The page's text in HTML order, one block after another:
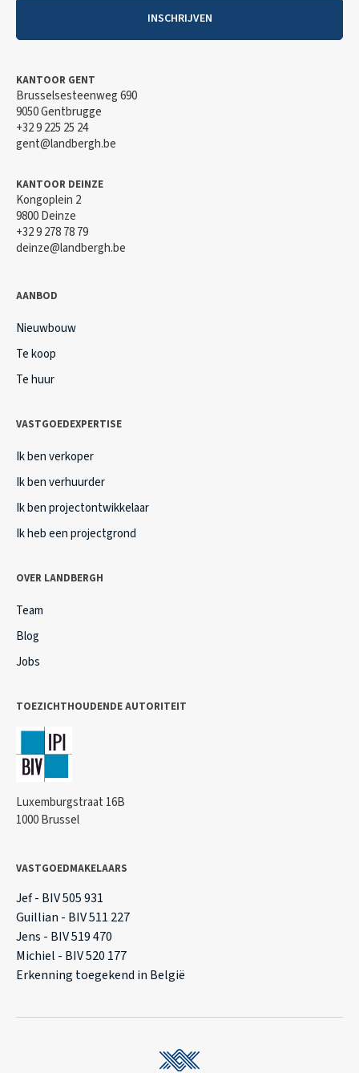
INSCHRIJVEN
KANTOOR GENT
Brusselsesteenweg 690
9050 Gentbrugge
+32 9 225 25 24
gent@landbergh.be
KANTOOR DEINZE
Kongoplein 2
9800 Deinze
+32 9 278 78 79
deinze@landbergh.be
AANBOD
Nieuwbouw
Te koop
Te huur
VASTGOEDEXPERTISE
Ik ben verkoper
Ik ben verhuurder
Ik ben projectontwikkelaar
Ik heb een projectgrond
OVER LANDBERGH
Team
Blog
Jobs
TOEZICHTHOUDENDE AUTORITEIT
Luxemburgstraat 16B
1000 Brussel
VASTGOEDMAKELAARS
Jef - BIV 505 931
Guillian - BIV 511 227
Jens - BIV 519 470
Michiel - BIV 520 177
Erkenning toegekend in België